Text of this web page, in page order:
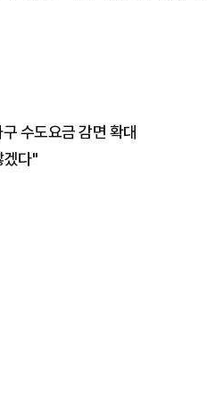
수도요금 감면 확대
겠다"